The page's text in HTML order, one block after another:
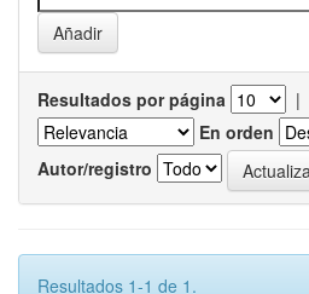
Resultados por página |
En orden
Autor/registro
Resultados 1-1 de 1.